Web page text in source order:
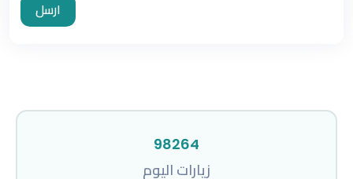
ارسل
98264
زيارات اليوم